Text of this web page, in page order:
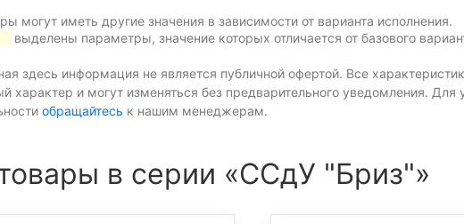
могут иметь другие значения в зависимости от варианта исполнения.
выделены параметры, значение которых отличается от базового
здесь информация не является публичной офертой. Все
характер и могут изменяться без предварительного уведомления. Для
обращайтесь к нашим менеджерам.
в серии «ССдУ "Бриз"»